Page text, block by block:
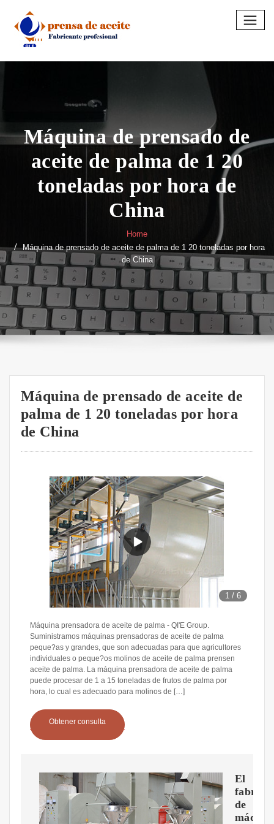
content
Máquina de prensado de
aceite de palma de 1 20
toneladas por hora de
China
Home
Máquina de prensado de aceite de palma de 1 20 toneladas por hora
de China
Máquina de prensado de aceite de
palma de 1 20 toneladas por hora
de China
1 /6
Máquina prensadora de aceite de palma - QI'E Group.
Suministramos máquinas prensadoras de aceite de palma
peque?as y grandes, que son adecuadas para que agricultores
individuales o peque?os molinos de aceite de palma prensen
aceite de palma. La máquina prensadora de aceite de palma
puede procesar de 1 a 15 toneladas de frutos de palma por
hora, lo cual es adecuado para molinos de […]
Obtener consulta
El
de